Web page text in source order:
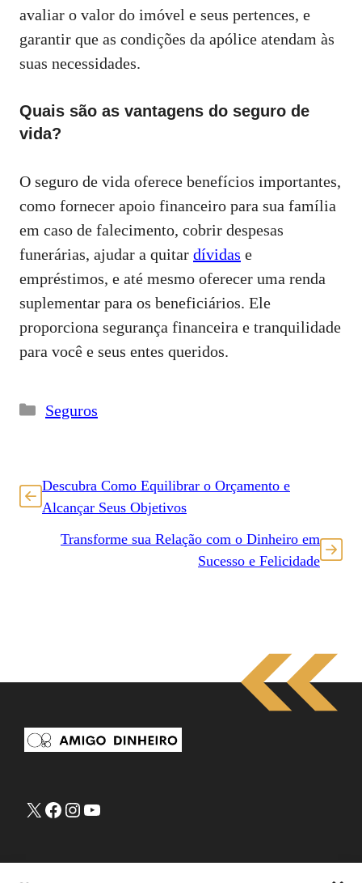
avaliar o valor do imóvel e seus pertences, e
garantir que as condições da apólice atendam às
suas necessidades.
Quais são as vantagens do seguro de
vida?
O seguro de vida oferece benefícios importantes,
como fornecer apoio financeiro para sua família
em caso de falecimento, cobrir despesas
funerárias, ajudar a quitar dívidas e
empréstimos, e até mesmo oferecer uma renda
suplementar para os beneficiários. Ele
proporciona segurança financeira e tranquilidade
para você e seus entes queridos.
Categorias
Seguros
Descubra Como Equilibrar o Orçamento e
Alcançar Seus Objetivos
Transforme sua Relação com o Dinheiro em
Sucesso e Felicidade
X Facebook Instagram Youtube